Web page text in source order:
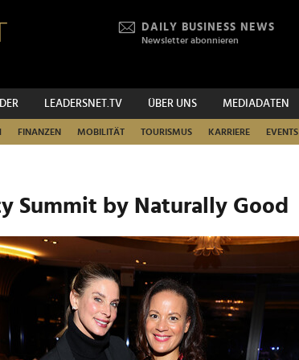
DAILY BUSINESS NEWS
Newsletter abonnieren
LEADERSNET.TV ÜBER UNS MEDIADATEN
FINANZEN MOBILITÄT TOURISMUS KARRIERE EVENTS
Summit by Naturally Good